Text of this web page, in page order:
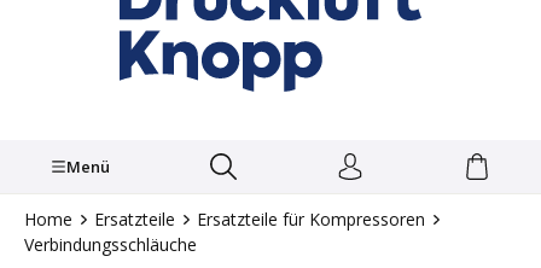
Menü
Home Ersatzteile
Ersatzteile für Kompressoren
Verbindungsschläuche